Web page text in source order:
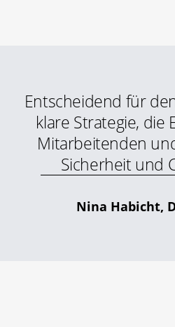
Entscheidend für
klare Strategie, die
Mitarbeitenden
Sicherheit und
Nina Habicht,